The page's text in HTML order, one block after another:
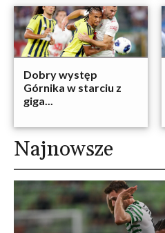
Dobry występ
Górnika w starciu z
giga...
Najnowsze